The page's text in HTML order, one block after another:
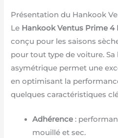
Présentation du Hankook
Le Hankook Ventus Prime 4
conçu pour les saisons
pour tout type de voiture.
asymétrique permet une
en optimisant la
quelques caractéristiques
Adhérence :
mouillé et sec.